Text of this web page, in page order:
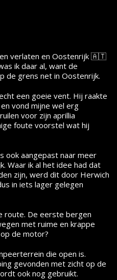
verlaten en Oostenrijk 🇦🇹
ik daar al, want de
de grens net in Oostenrijk.
een goeie vent. Hij raakte
vond mijne wel erg
voor zijn aprillia
foute voorstel wat hij
ook aangepast naar meer
Waar ik al het idee had dat
zijn, werd dit door Herwich
in iets lager gelegen
route. De eerste bergen
met ruime en krappe
de motor?
die open is.
gevonden met zicht op de
ook nog gebruikt.